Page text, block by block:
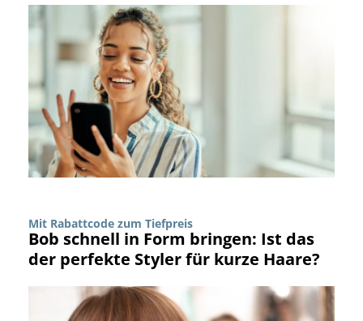
Mit Rabattcode zum Tiefpreis
Bob schnell in Form bringen: Ist das
der perfekte Styler für kurze Haare?